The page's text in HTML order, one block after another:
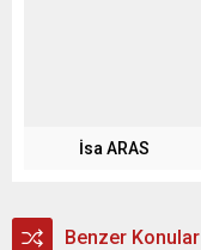
İsa ARAS
Benzer Konular